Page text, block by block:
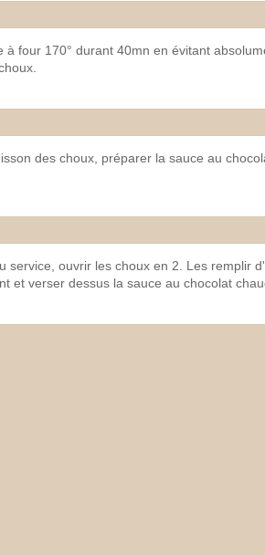
à four 170° durant 40mn en évitant
des choux, préparer la sauce au
service, ouvrir les choux en 2. Les remplir
et verser dessus la sauce au chocolat